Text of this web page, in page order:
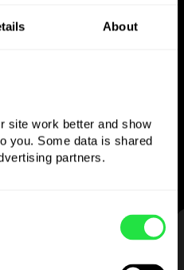
About
site work better and show
you. Some data is shared
partners.
le
l’étranger,